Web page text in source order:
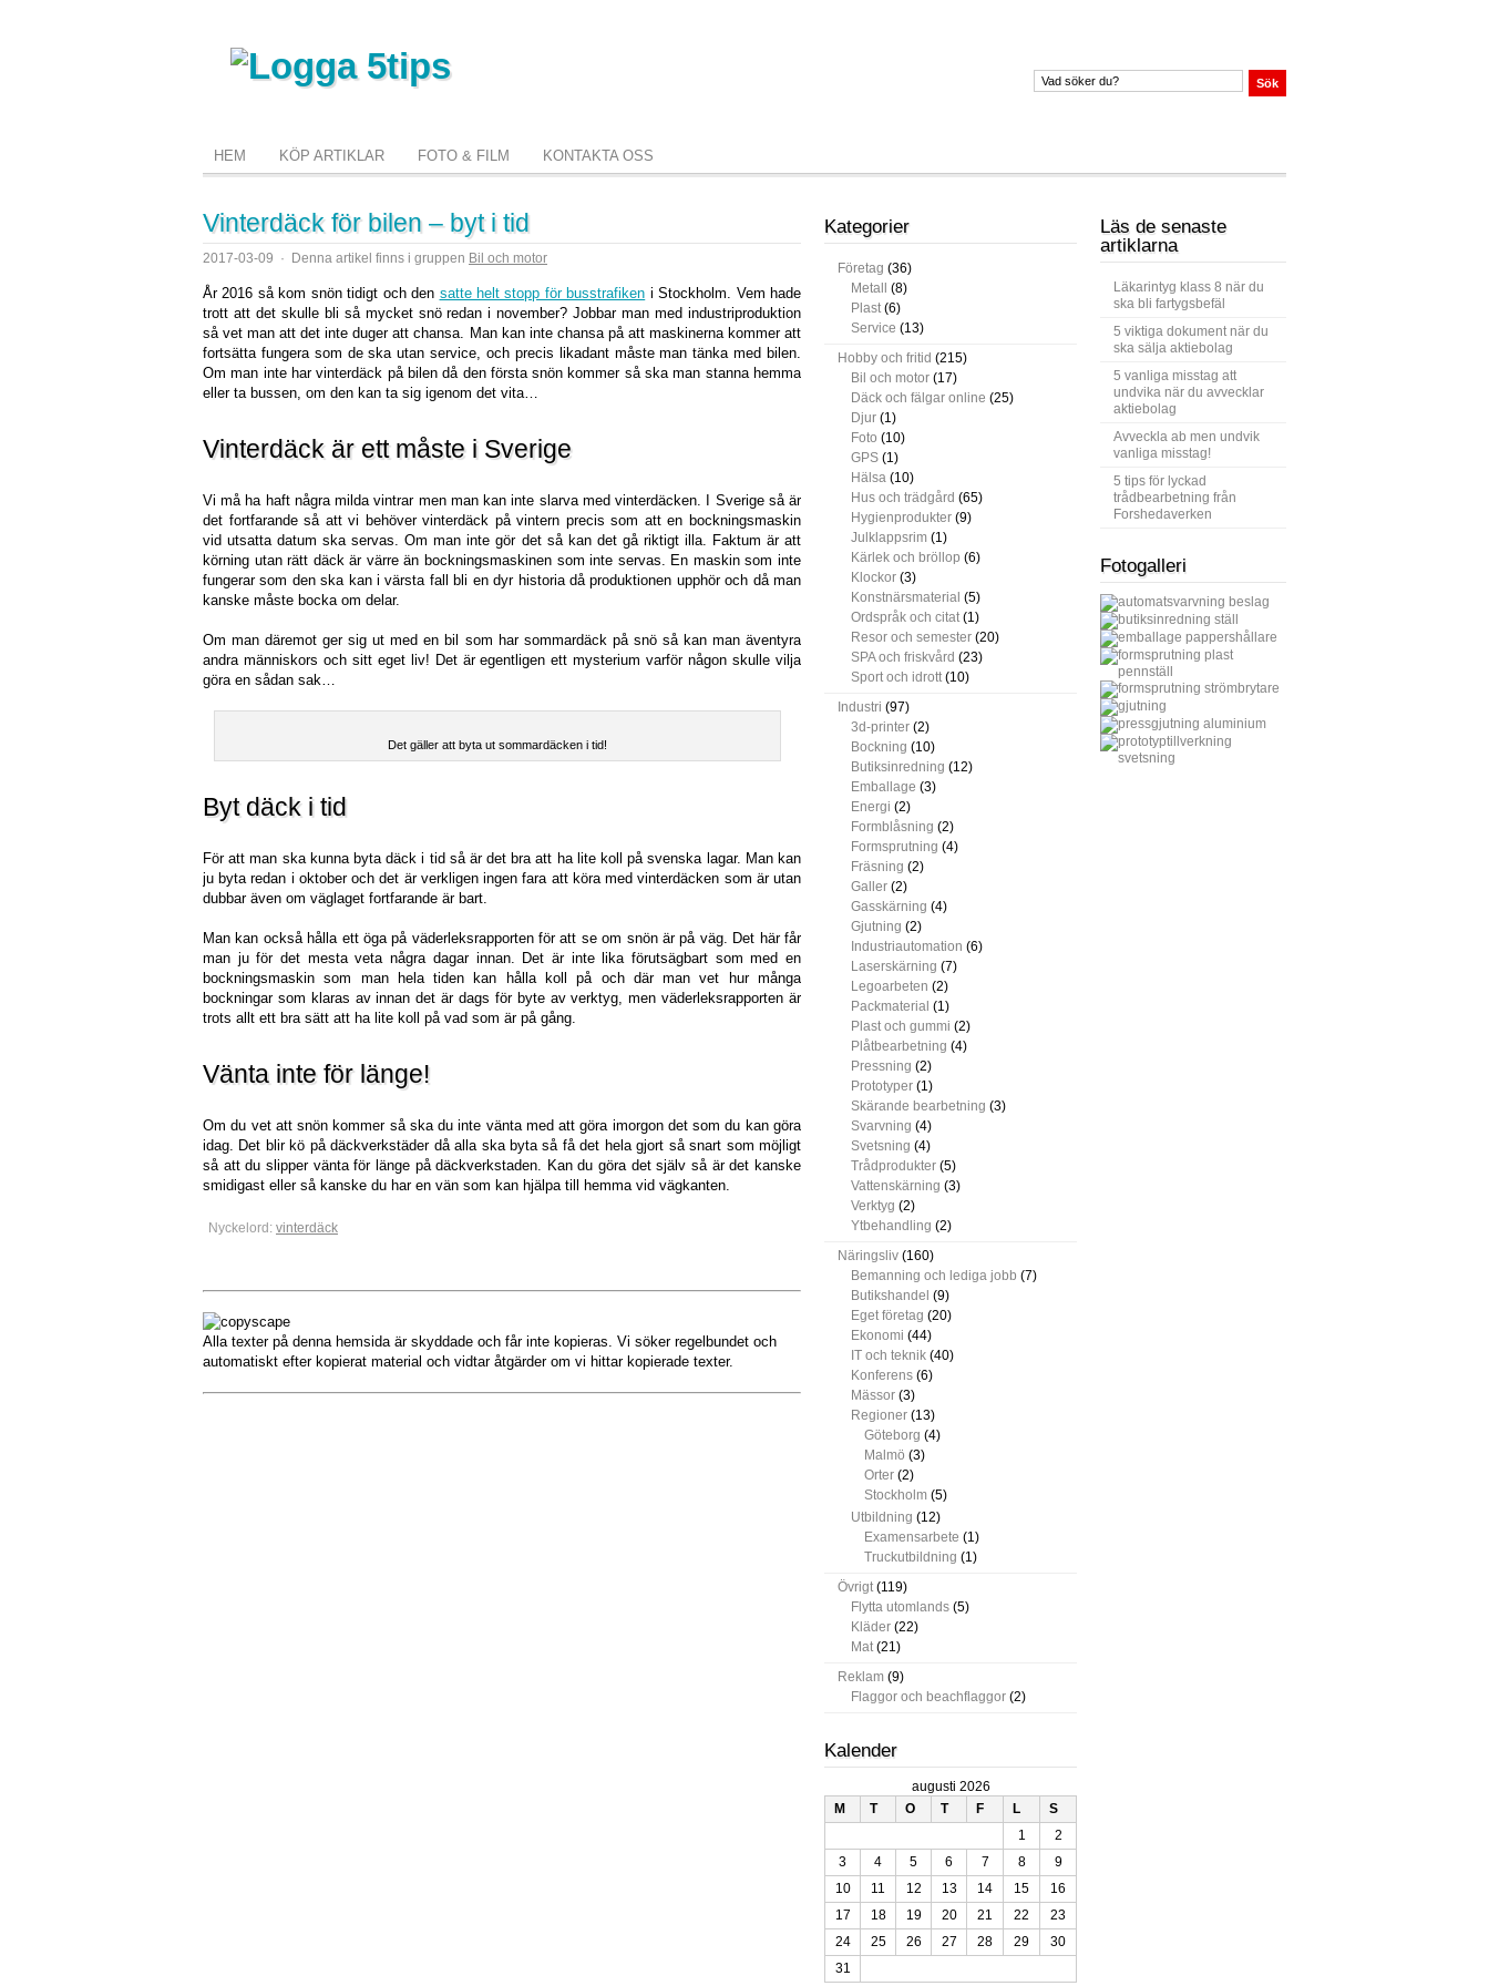
HEM KÖP ARTIKLAR FOTO & FILM KONTAKTA OSS
Vinterdäck för bilen – byt i tid
2017-03-09 · Denna artikel finns i gruppen Bil och motor
År 2016 så kom snön tidigt och den satte helt stopp för busstrafiken i Stockholm. Vem hade
trott att det skulle bli så mycket snö redan i november? Jobbar man med industriproduktion
så vet man att det inte duger att chansa. Man kan inte chansa på att maskinerna kommer att
fortsätta fungera som de ska utan service, och precis likadant måste man tänka med bilen.
Om man inte har vinterdäck på bilen då den första snön kommer så ska man stanna hemma
eller ta bussen, om den kan ta sig igenom det vita…
Vinterdäck är ett måste i Sverige
Vi må ha haft några milda vintrar men man kan inte slarva med vinterdäcken. I Sverige så är
det fortfarande så att vi behöver vinterdäck på vintern precis som att en bockningsmaskin
vid utsatta datum ska servas. Om man inte gör det så kan det gå riktigt illa. Faktum är att
körning utan rätt däck är värre än bockningsmaskinen som inte servas. En maskin som inte
fungerar som den ska kan i värsta fall bli en dyr historia då produktionen upphör och då man
kanske måste bocka om delar.
Om man däremot ger sig ut med en bil som har sommardäck på snö så kan man äventyra
andra människors och sitt eget liv! Det är egentligen ett mysterium varför någon skulle vilja
göra en sådan sak…
Det gäller att byta ut sommardäcken i tid!
Byt däck i tid
För att man ska kunna byta däck i tid så är det bra att ha lite koll på svenska lagar. Man kan
ju byta redan i oktober och det är verkligen ingen fara att köra med vinterdäcken som är utan
dubbar även om väglaget fortfarande är bart.
Man kan också hålla ett öga på väderleksrapporten för att se om snön är på väg. Det här får
man ju för det mesta veta några dagar innan. Det är inte lika förutsägbart som med en
bockningsmaskin som man hela tiden kan hålla koll på och där man vet hur många
bockningar som klaras av innan det är dags för byte av verktyg, men väderleksrapporten är
trots allt ett bra sätt att ha lite koll på vad som är på gång.
Vänta inte för länge!
Om du vet att snön kommer så ska du inte vänta med att göra imorgon det som du kan göra
idag. Det blir kö på däckverkstäder då alla ska byta så få det hela gjort så snart som möjligt
så att du slipper vänta för länge på däckverkstaden. Kan du göra det själv så är det kanske
smidigast eller så kanske du har en vän som kan hjälpa till hemma vid vägkanten.
Nyckelord: vinterdäck
Alla texter på denna hemsida är skyddade och får inte kopieras. Vi söker regelbundet och
automatiskt efter kopierat material och vidtar åtgärder om vi hittar kopierade texter.
Kategorier
Företag (36)
Metall
(8)
Plast(6)
Service (13)
Hobby och fritid (215)
Bil och motor (17)
Däck och fälgar online (25)
Djur (1)
Foto (10)
GPS (1)
Hälsa (10)
Hus och trädgård (65)
Hygienprodukter (9)
Julklappsrim (1)
Kärlek och bröllop (6)
Klockor (3)
Konstnärsmaterial (5)
Ordspråk och citat(1)
Resor och semester (20)
SPA och friskvård (23)
Sport och idrott(10)
Industri (97)
3d-printer (2)
Bockning (10)
Butiksinredning (12)
Emballage (3)
Energi (2)
Formblåsning (2)
Formsprutning (4)
Fräsning (2)
Galler (2)
Gasskärning (4)
Gjutning (2)
Industriautomation (6)
Laserskärning (7)
Legoarbeten (2)
Packmaterial (1)
Plast och gummi (2)
Plåtbearbetning (4)
Pressning (2)
Prototyper (1)
Skärande bearbetning (3)
Svarvning (4)
Svetsning (4)
Trådprodukter (5)
Vattenskärning (3)
Verktyg (2)
Ytbehandling (2)
Näringsliv (160)
Bemanning och lediga jobb (7)
Butikshandel (9)
Eget företag (20)
Ekonomi (44)
IT och teknik (40)
Konferens (6)
Mässor (3)
Regioner (13)
Göteborg (4)
Malmö (3)
Orter (2)
Stockholm (5)
Utbildning (12)
Examensarbete (1)
Truckutbildning (1)
Övrigt(119)
Flytta utomlands (5)
Kläder (22)
Mat(21)
Reklam (9)
Flaggor och beachflaggor (2)
Kalender
augusti 2026
M
T O T F L
S
1
2
3
4 5 6 7 8
9
10
11 12 13 14 15
16
17
18 19 20 21 22
23
24
25 26 27 28 29
30
31
Läs de senaste
artiklarna
Läkarintyg klass 8 när du
ska bli fartygsbefäl
5 viktiga dokument när du
ska sälja aktiebolag
5 vanliga misstag att
undvika när du avvecklar
aktiebolag
Avveckla ab men undvik
vanliga misstag!
5 tips för lyckad
trådbearbetning från
Forshedaverken
Fotogalleri